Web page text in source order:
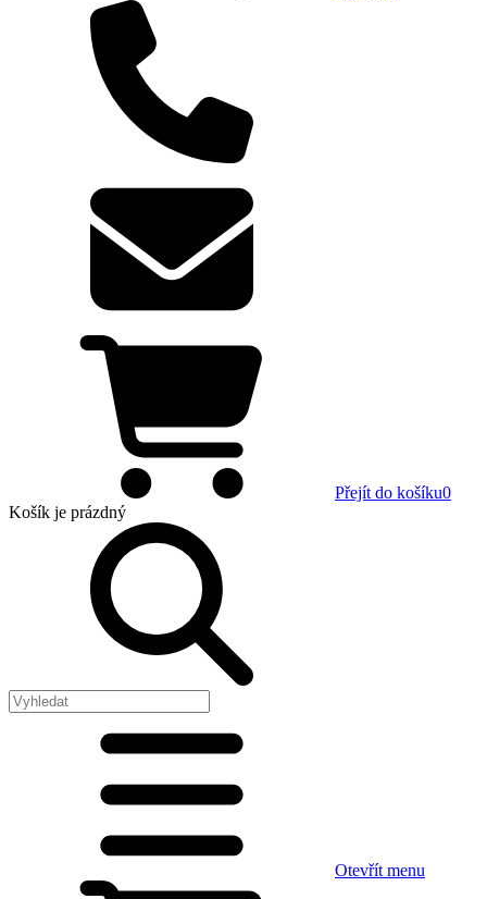
Přejít do košíku0
Košík je prázdný
Otevřít menu